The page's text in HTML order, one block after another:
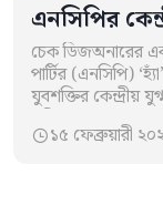
এনসিপির
চেক ডিজঅনারের
পার্টির (এনসিপি)
যুবশক্তির কেন্দ্রীয়
পুলিশ। শুক্রবার
১৫ ফেব্রুয়ারী